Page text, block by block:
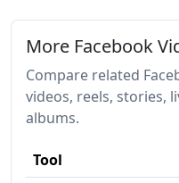
More Facebook
Compare related
videos, reels, stories,
albums.
Tool